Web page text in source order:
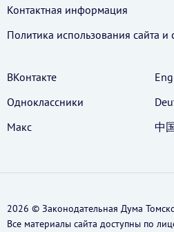
Контактная информация
Политика использования cайта и
ВКонтакте
Одноклассники
Макс
中
2026 © Законодательная Дума
Все материалы сайта доступны по